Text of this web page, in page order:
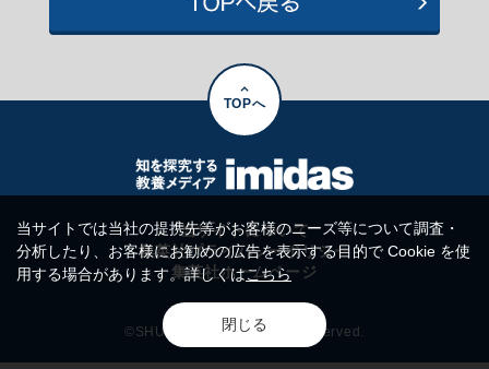
TOPへ
当サイトについて
集英社プライバシーポリシー
集英社ホームページ
©SHUEISHA Inc. All rights reserved.
当サイトでは当社の提携先等がお客様のニーズ等について調査・
分析したり、お客様にお勧めの広告を表示する目的で Cookie を使
用する場合があります。詳しくはこちら
閉じる